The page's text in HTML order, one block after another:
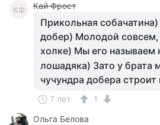
КФ Кай Фрост
Прикольная
добер) Молодой совсем,
холке) Мы его называем
лошадяка) Зато у брата
чучундра добера строит
7 лет
1
Ольга Белова